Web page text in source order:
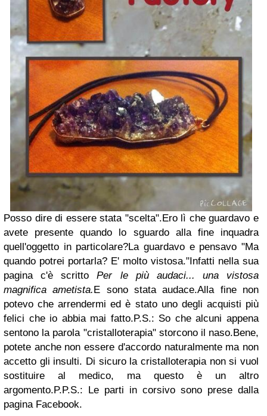
Posso dire di essere stata "scelta". Ero lì che guardavo e
avete presente quando lo sguardo alla fine inquadra
quell'oggetto in particolare?La guardavo e pensavo "Ma
quando potrei portarla? E' molto vistosa." Infatti nella sua
pagina c'è scrittoPer le più audaci... una vistosa
magnifica ametista. E sono stata audace.Alla fine non
potevo che arrendermi ed è stato uno degli acquisti più
felici che io abbia mai fatto. P.S.: So che alcuni appena
sentono la parola "cristalloterapia" storcono il naso. Bene,
potete anche non essere d'accordo naturalmente ma non
accetto gli insulti. Di sicuro la cristalloterapia non si vuol
sostituire al medico, ma questo è un altro
argomento. P.P.S.: Le parti in corsivo sono prese dalla
pagina Facebook.